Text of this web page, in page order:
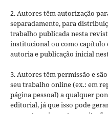
2. Autores têm autorização
separadamente, para
trabalho publicada nesta
institucional ou como capítulo
autoria e publicação inicial
3. Autores têm permissão e
seu trabalho online (ex.: em
página pessoal) a qualquer
editorial, já que isso pode